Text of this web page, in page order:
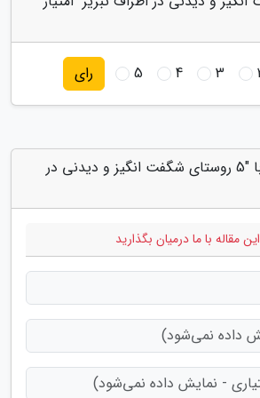
3
4
5 رای
دیدگاه های مرتبط با "5 روستای شگفت انگیز و دیدنی در
مقاله با ما درمیان بگذارید